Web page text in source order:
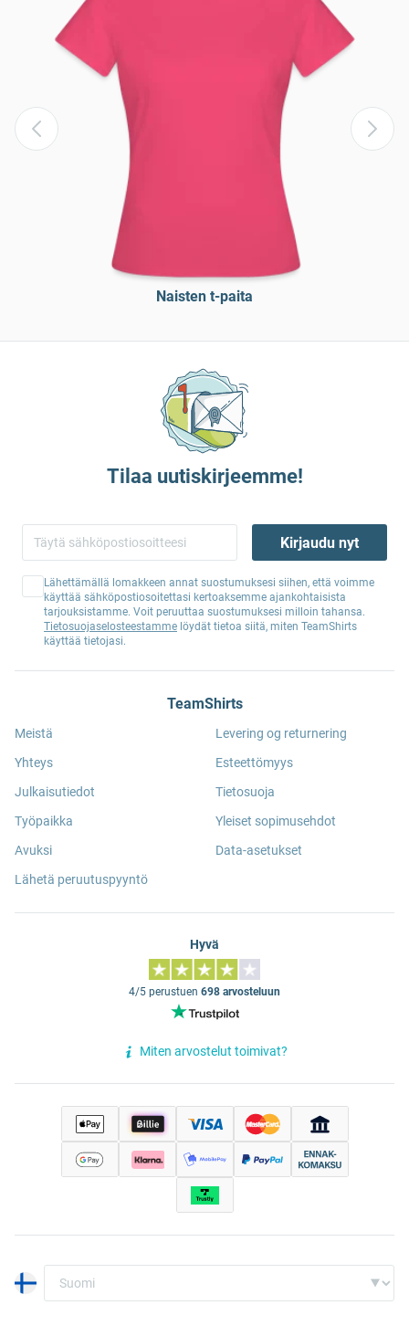
Naisten t-paita
Tilaa uutiskirjeemme!
Kirjaudu nyt
Lähettämällä lomakkeen annat suostumuksesi siihen, että voimme
käyttää sähköpostiosoitettasi kertoaksemme ajankohtaisista
tarjouksistamme. Voit peruuttaa suostumuksesi milloin tahansa.
Tietosuojaselosteestamme löydät tietoa siitä, miten TeamShirts
käyttää tietojasi.
TeamShirts
Meistä
Yhteys
Julkaisutiedot
Työpaikka
Avuksi
Lähetä peruutuspyyntö
Levering og returnering
Esteettömyys
Tietosuoja
Yleiset sopimusehdot
Data-asetukset
Hyvä
4/5 perustuen 698 arvosteluun
Miten arvostelut toimivat?